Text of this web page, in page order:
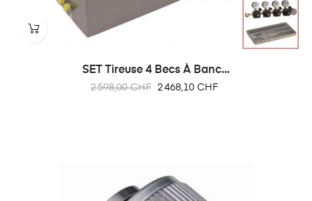
SET Tireuse 4 Becs À Banc...
Prix
2 598,00 CHF Prix
2 468,10 CHF